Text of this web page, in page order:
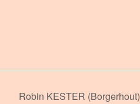
Robin KESTER (Borgerhout)